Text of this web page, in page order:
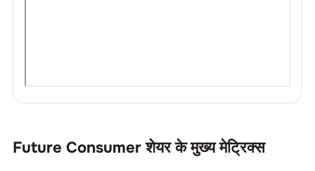
Future Consumer शेयर के मुख्य मेट्रिक्स